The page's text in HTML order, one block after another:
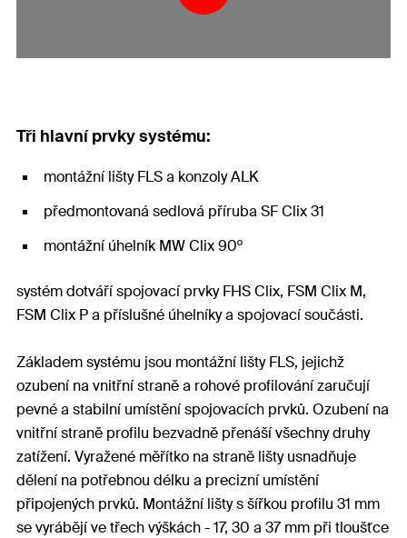
Tři hlavní prvky systému:
montážní lišty FLS a konzoly ALK
předmontovaná sedlová příruba SF Clix 31
montážní úhelník MW Clix 90º
systém dotváří spojovací prvky FHS Clix, FSM Clix M,
FSM Clix P a příslušné úhelníky a spojovací součásti.
Základem systému jsou montážní lišty FLS, jejichž
ozubení na vnitřní straně a rohové profilování zaručují
pevné a stabilní umístění spojovacích prvků. Ozubení na
vnitřní straně profilu bezvadně přenáší všechny druhy
zatížení. Vyražené měřítko na straně lišty usnadňuje
dělení na potřebnou délku a precizní umístění
připojených prvků. Montážní lišty s šířkou profilu 31 mm
se vyrábějí ve třech výškách - 17, 30 a 37 mm při tloušťce